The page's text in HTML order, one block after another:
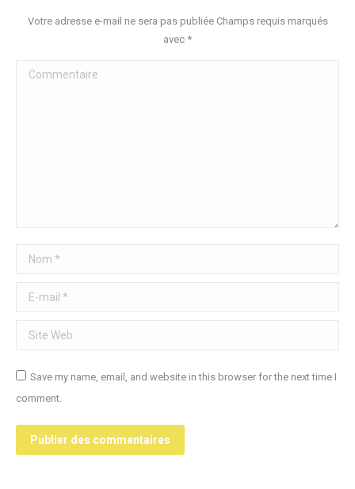
Votre adresse e-mail ne sera pas publiée Champs requis marqués
avec *
Commentaire
Nom *
E-mail *
Site Web
Save my name, email, and website in this browser for the next time I
comment.
Publier des commentaires